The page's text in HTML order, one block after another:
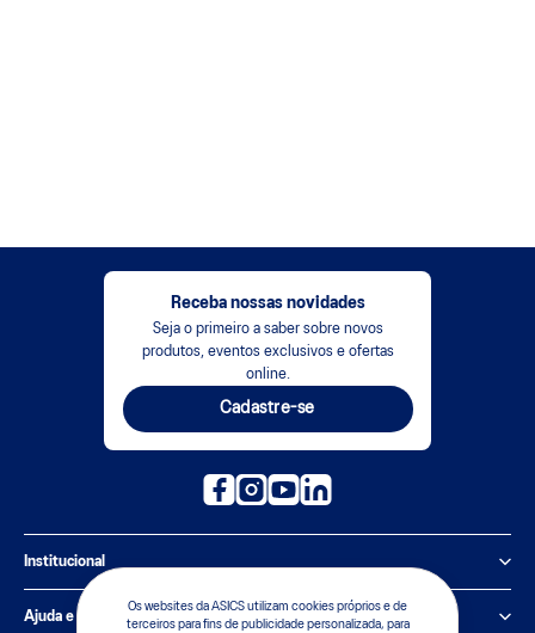
Os websites da ASICS utilizam cookies próprios e de
terceiros para fins de publicidade personalizada, para
Receba nossas novidades
Seja o primeiro a saber sobre novos
produtos, eventos exclusivos e ofertas
online.
Cadastre-se
Institucional
Política de Privacidade
Ajuda e suporte